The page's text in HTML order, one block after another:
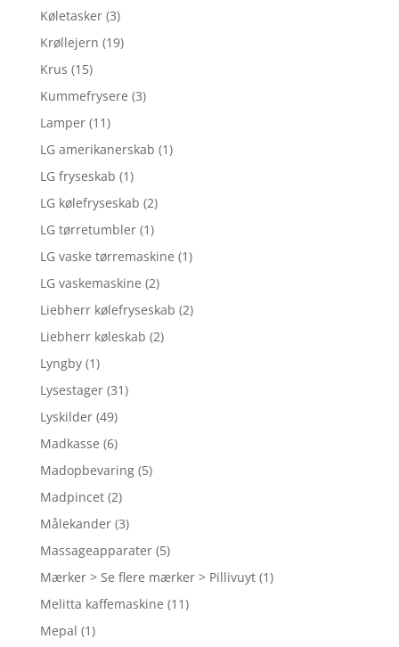
Køletasker (3)
Krøllejern (19)
Krus (15)
Kummefrysere (3)
Lamper (11)
LG amerikanerskab (1)
LG fryseskab (1)
LG kølefryseskab (2)
LG tørretumbler (1)
LG vaske tørremaskine (1)
LG vaskemaskine (2)
Liebherr kølefryseskab (2)
Liebherr køleskab (2)
Lyngby (1)
Lysestager (31)
Lyskilder (49)
Madkasse (6)
Madopbevaring (5)
Madpincet (2)
Målekander (3)
Massageapparater (5)
Mærker > Se flere mærker > Pillivuyt (1)
Melitta kaffemaskine (11)
Mepal (1)